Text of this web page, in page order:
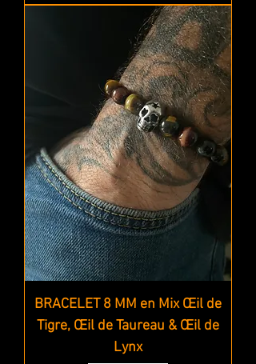
BRACELET 8 MM en Mix Œil de
Tigre, Œil de Taureau & Œil de
Lynx